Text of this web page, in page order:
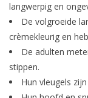
Nieuws
Treeportleden:
Blog
langwerpig en
De volgroeide
crèmekleurig en
De adulten
stippen.
Hun vleugels